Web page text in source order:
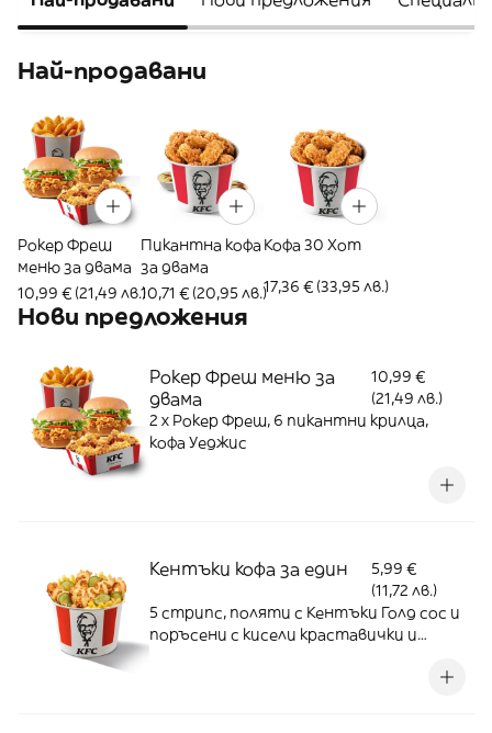
Най-продавани
Рокер Фреш
меню за двама
10,99 € (21,49 лв.)
Пикантна кофа
за двама
10,71 € (20,95 лв.)
Кофа 30 Хот
17,36 € (33,95 лв.)
Нови предложения
Рокер Фреш меню за
двама
10,99 €
(21,49 лв.)
2 х Рокер Фреш, 6 пикантни крилца,
кофа Уеджис
Кентъки кофа за един
5,99 €
(11,72 лв.)
5 стрипс, поляти с Кентъки Голд сос и
поръсени с кисели краставички и